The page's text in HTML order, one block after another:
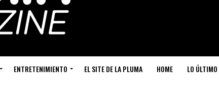
ENTRETENIMIENTO EL SITE DE LA PLUMA HOME LO ÚLTIMO